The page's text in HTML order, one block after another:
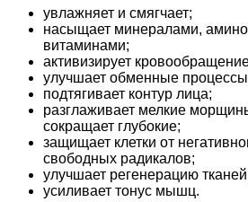
увлажняет и смягчает;
насыщает минералами,
витаминами;
активизирует
улучшает обменные
подтягивает контур лица;
разглаживает мелкие
сокращает глубокие;
защищает клетки от
свободных радикалов;
улучшает регенерацию
усиливает тонус мышц.